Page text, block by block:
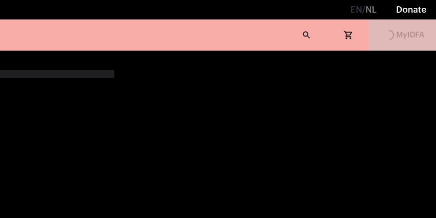
EN /NL Donate
Loading...
MyIDFA